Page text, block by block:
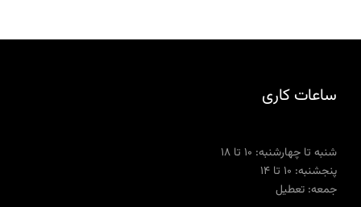
ساعات کاری
شنبه تا چهارشنبه: ۱۰ تا ۱۸
پنجشنبه: ۱۰ تا ۱۴
جمعه: تعطیل